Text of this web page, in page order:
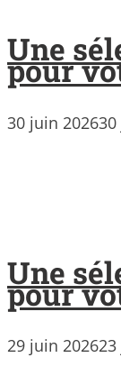
Une
pour
30 juin 2026
Une
pour
29 juin 2026